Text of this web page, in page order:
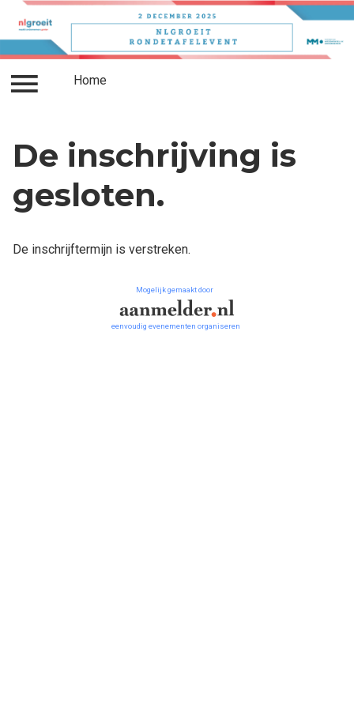
Home
De inschrijving is
gesloten.
De inschrijftermijn is verstreken.
Mogelijk gemaakt door
eenvoudig evenementen organiseren